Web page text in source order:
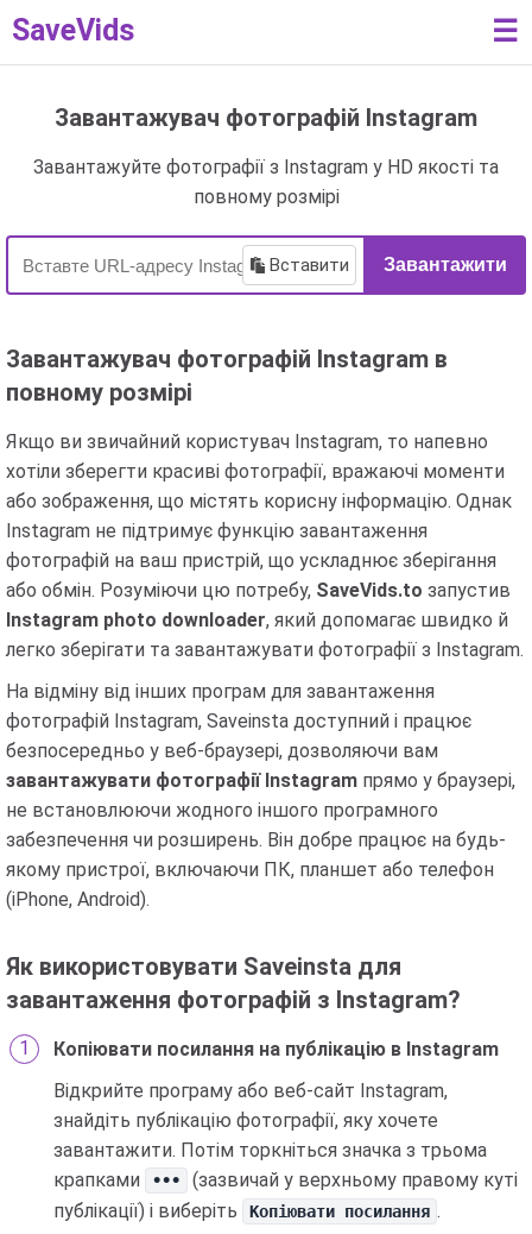
SaveVids ☰
Завантажувач фотографій Instagram
Завантажуйте фотографії з Instagram у HD якості та
повному розмірі
Вставити Завантажити
Завантажувач фотографій Instagram в
повному розмірі
Якщо ви звичайний користувач Instagram, то напевно
хотіли зберегти красиві фотографії, вражаючі моменти
або зображення, що містять корисну інформацію. Однак
Instagram не підтримує функцію завантаження
фотографій на ваш пристрій, що ускладнює зберігання
або обмін. Розуміючи цю потребу, SaveVids.to запустив
Instagram photo downloader, який допомагає швидко й
легко зберігати та завантажувати фотографії з Instagram.
На відміну від інших програм для завантаження
фотографій Instagram, Saveinsta доступний і працює
безпосередньо у веб-браузері, дозволяючи вам
завантажувати фотографії Instagram прямо у браузері,
не встановлюючи жодного іншого програмного
забезпечення чи розширень. Він добре працює на будь-
якому пристрої, включаючи ПК, планшет або телефон
(iPhone, Android).
Як використовувати Saveinsta для
завантаження фотографій з Instagram?
Копіювати посилання на публікацію в Instagram
Відкрийте програму або веб-сайт Instagram,
знайдіть публікацію фотографії, яку хочете
завантажити. Потім торкніться значка з трьома
крапками
•••
(зазвичай у верхньому правому куті
публікації) і виберіть
Копіювати посилання .